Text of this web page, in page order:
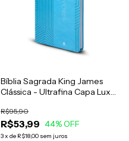
Bíblia Sagrada King James
Clássica - Ultrafina Capa Luxo
R$53,99
R$95,90
44% OFF
3x de R$18,00 sem juros